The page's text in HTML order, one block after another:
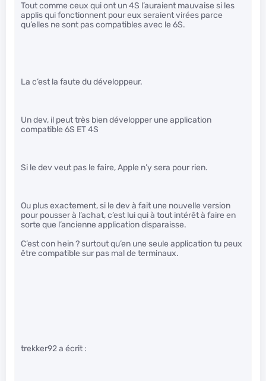
Tout comme ceux qui ont un 4S l’auraient mauvaise si les
applis qui fonctionnent pour eux seraient virées parce
qu’elles ne sont pas compatibles avec le 6S.
La c’est la faute du développeur.
Un dev, il peut très bien développer une application
compatible 6S ET 4S
Si le dev veut pas le faire, Apple n’y sera pour rien.
Ou plus exactement, si le dev à fait une nouvelle version
pour pousser à l’achat, c’est lui qui à tout intérêt à faire en
sorte que l’ancienne application disparaisse.
C’est con hein ? surtout qu’en une seule application tu peux
être compatible sur pas mal de terminaux.
trekker92 a écrit :